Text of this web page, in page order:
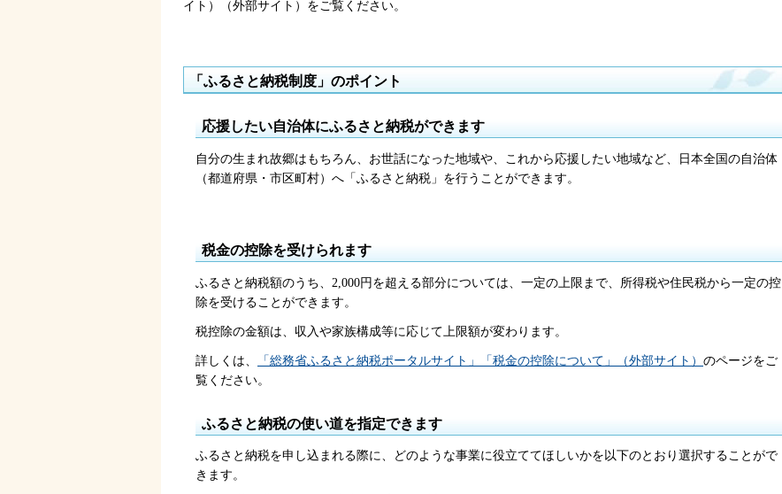
イト）（外部サイト）をご覧ください。
「ふるさと納税制度」のポイント
応援したい自治体にふるさと納税ができます
自分の生まれ故郷はもちろん、お世話になった地域や、これから応援したい地域など、日本全国の自治体
（都道府県・市区町村）へ「ふるさと納税」を行うことができます。
税金の控除を受けられます
ふるさと納税額のうち、2,000円を超える部分については、一定の上限まで、所得税や住民税から一定の控
除を受けることができます。
税控除の金額は、収入や家族構成等に応じて上限額が変わります。
詳しくは、 「総務省ふるさと納税ポータルサイト」「税金の控除について」（外部サイト） のページをご
覧ください。
ふるさと納税の使い道を指定できます
ふるさと納税を申し込まれる際に、どのような事業に役立ててほしいかを以下のとおり選択することがで
きます。